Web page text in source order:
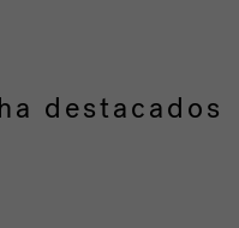
destacados